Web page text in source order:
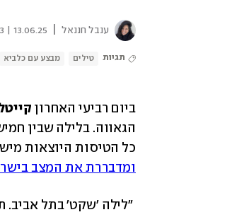
ענבל חננאל 13.06.25 | 21:03
תגיות טילים מבצע עם כלביא
ביום רביעי האחרון
כל הטיסות היוצאות
ומדבררת את המצב